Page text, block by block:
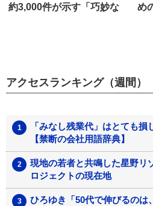
約3,000件が示す「巧妙な
め
アクセスランキング（週間）
「みなし残業代」はとても
【禁断の会社用語辞典】
現地の若者と共鳴した星野リ
ロジェクトの現在地
ひろゆき「50代で伸びるのは